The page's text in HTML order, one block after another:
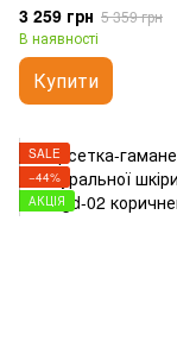
3 259 грн 5 359 грн
В наявності
Купити
SALE
−44%
АКЦІЯ